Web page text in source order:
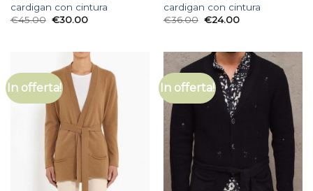
cardigan con cintura
€45.00 €30.00
cardigan con cintura
€36.00 €24.00
In offerta! In offerta!